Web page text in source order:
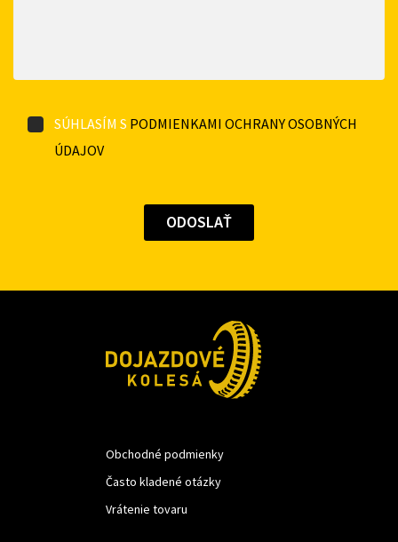
SÚHLASÍM S PODMIENKAMI OCHRANY OSOBNÝCH
ÚDAJOV
Obchodné podmienky
Často kladené otázky
Vrátenie tovaru